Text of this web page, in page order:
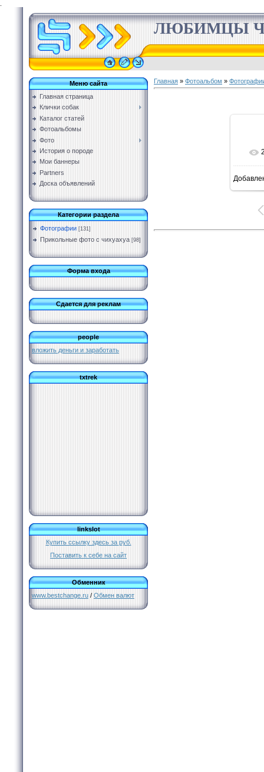
ЛЮБИМЦЫ
Меню сайта
Главная страница
Клички собак
Каталог статей
Фотоальбомы
Фото
История о породе
Мои баннеры
Partners
Доска объявлений
Категории раздела
Фотографии [131]
Прикольные фото с чихуахуа [98]
Форма входа
Сдается для реклам
people
вложить деньги и заработать
txtrek
linkslot
Купить ссылку здесь за руб.
Поставить к себе на сайт
Обменник
www.bestchange.ru / Обмен валют
Главная » Фотоальбом »